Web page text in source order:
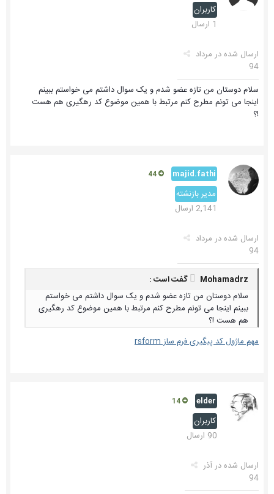
کاربران
1 ارسال
ارسال شده در مرداد
94
سلام دوستان من تازه عضو شدم و یک سوال داشتم می خواستم ببینم
اینجا می تونم مطرح کنم مرتبط با همین موضوع کد رهگیری هم هست
!؟
majid.fathi
مدیر بازنشته
2,141 ارسال
ارسال شده در مرداد
94
Mohamadrz گفت است :
سلام دوستان من تازه عضو شدم و یک سوال داشتم می خواستم
ببینم اینجا می تونم مطرح کنم مرتبط با همین موضوع کد رهگیری
هم هست !؟
مهم ماژول کد پیگیری فرم ساز rsform
elder
کاربران
90 ارسال
ارسال شده درآذر
94